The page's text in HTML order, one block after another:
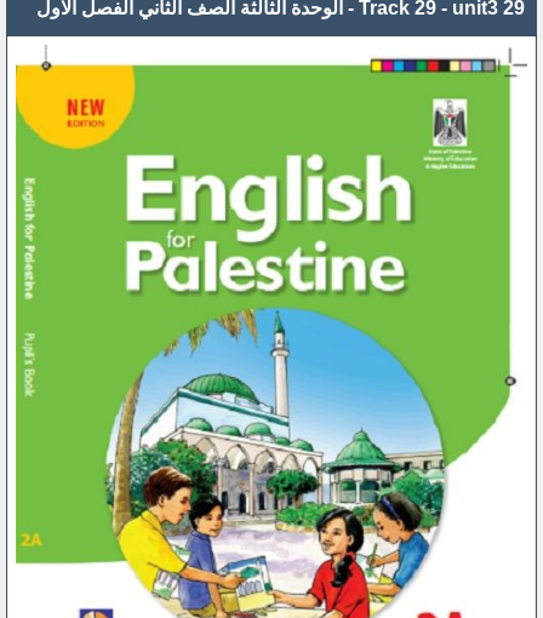
29 Track 29 - unit3 - الوحدة الثالثة الصف الثاني الفصل الاول